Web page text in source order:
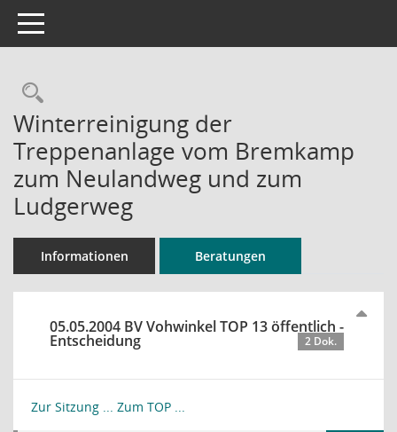
Toggle navigation
Rechercheauswahl
Winterreinigung der
Treppenanlage vom Bremkamp
zum Neulandweg und zum
Ludgerweg
Informationen Beratungen
05.05.2004 BV Vohwinkel TOP 13 öffentlich -
Entscheidung 2 Dok.
Zur Sitzung ... Zum TOP ...